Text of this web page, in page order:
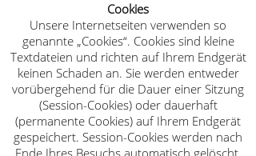
Cookies
Unsere Internetseiten verwenden so
genannte „Cookies“. Cookies sind kleine
Textdateien und richten auf Ihrem Endgerät
keinen Schaden an. Sie werden entweder
vorübergehend für die Dauer einer Sitzung
(Session-Cookies) oder dauerhaft
(permanente Cookies) auf Ihrem Endgerät
gespeichert. Session-Cookies werden nach
Ende Ihres Besuchs automatisch gelöscht.